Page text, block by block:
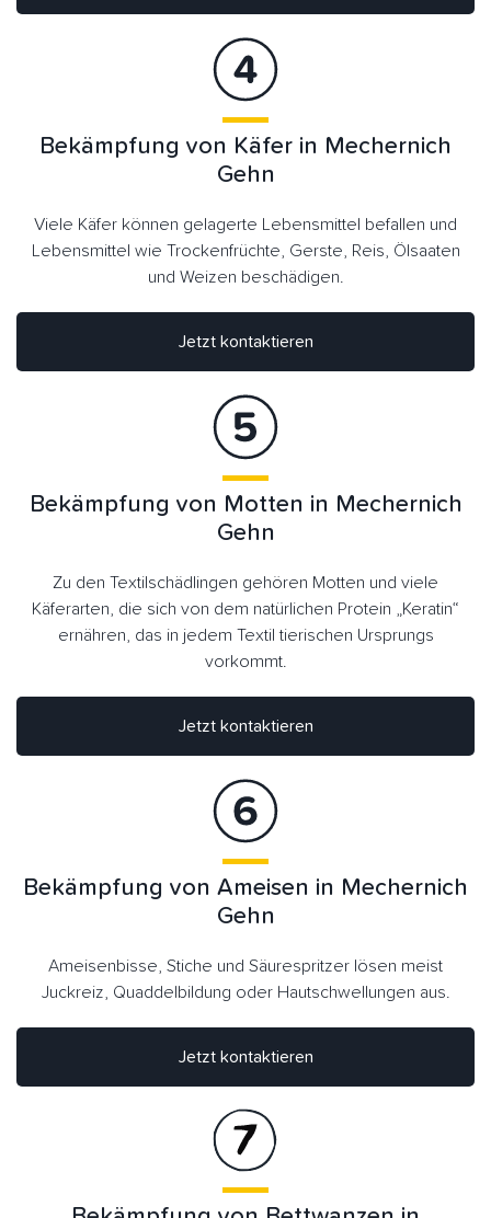
Jetzt kontaktieren
Bekämpfung von Käfer in Mechernich
Gehn
Viele Käfer können gelagerte Lebensmittel befallen und
Lebensmittel wie Trockenfrüchte, Gerste, Reis, Ölsaaten
und Weizen beschädigen.
Bekämpfung von Motten in Mechernich
Gehn
Zu den Textilschädlingen gehören Motten und viele
Käferarten, die sich von dem natürlichen Protein „Keratin“
ernähren, das in jedem Textil tierischen Ursprungs
vorkommt.
Jetzt kontaktieren
Jetzt kontaktieren
Bekämpfung von Ameisen in Mechernich
Gehn
Ameisenbisse, Stiche und Säurespritzer lösen meist
Juckreiz, Quaddelbildung oder Hautschwellungen aus.